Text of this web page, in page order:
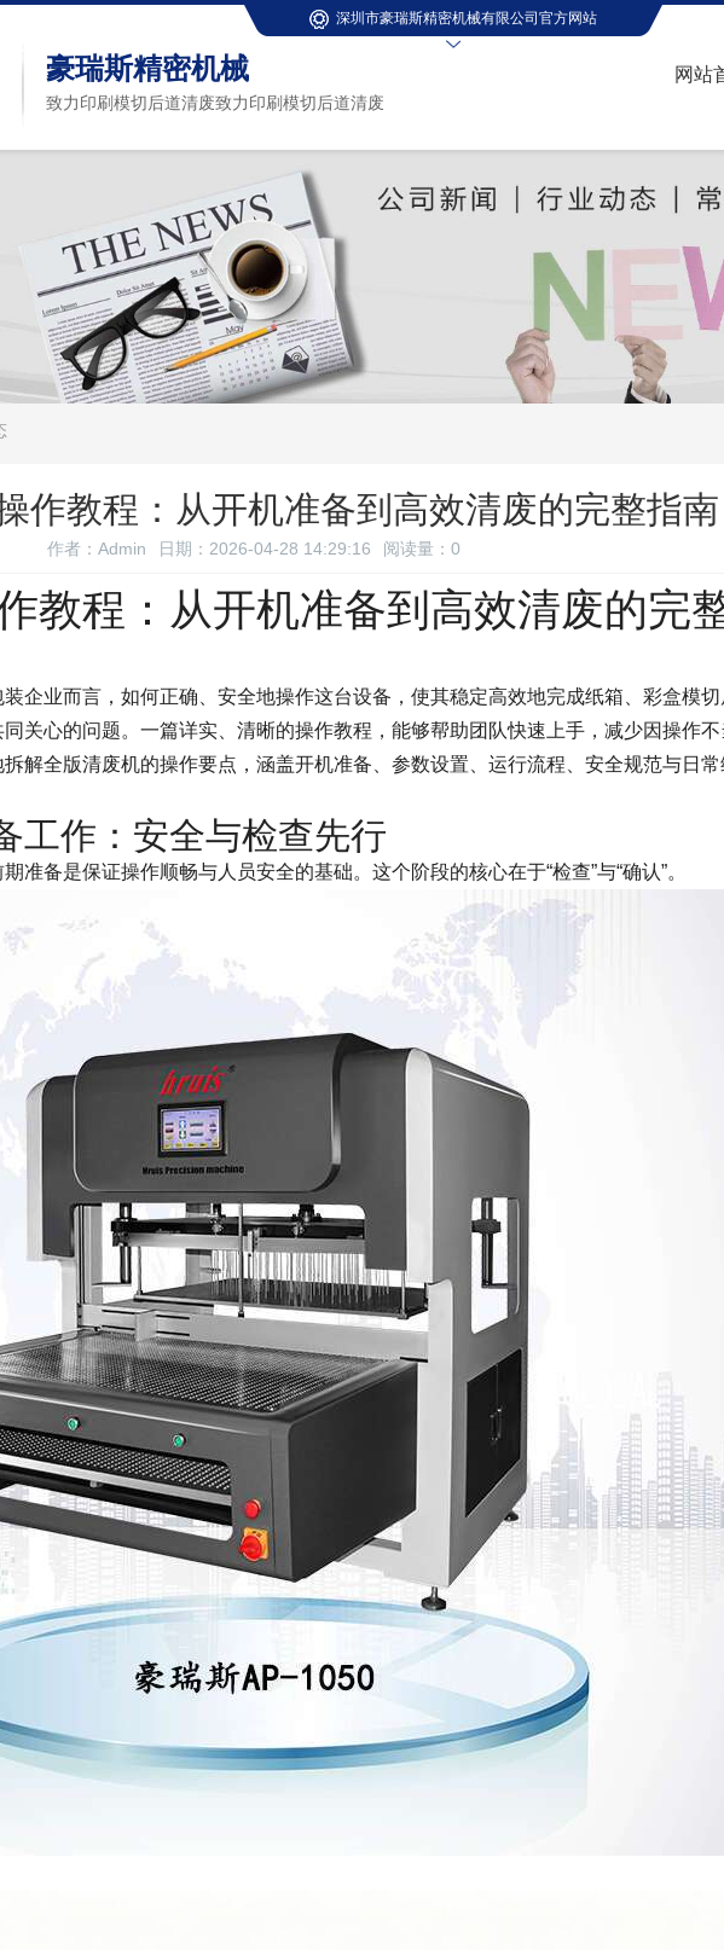
豪瑞斯精密机械
致力印刷模切后道清废致力印刷模切后道清废
深圳市豪瑞斯精密机械有限公司官方网站
网站
作教程：从开机准备到高效清废的完整指南
作者：Admin 日期：2026-04-28 14:29:16 阅读量： 0
教程：从开机准备到高效清废的完
企业而言，如何正确、安全地操作这台设备，使其稳定高效地完成纸箱、彩盒模
关心的问题。一篇详实、清晰的操作教程，能够帮助团队快速上手，减少因操作
解全版清废机的操作要点，涵盖开机准备、参数设置、运行流程、安全规范与日
工作：安全与检查先行
准备是保证操作顺畅与人员安全的基础。这个阶段的核心在于“检查”与“确认”。